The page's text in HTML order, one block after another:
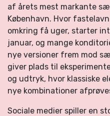
af årets mest markante
København. Hvor
omkring få uger, starter
januar, og mange
nye versioner frem mod
giver plads til
og udtryk, hvor klassiske
nye kombinationer
Sociale medier spiller en